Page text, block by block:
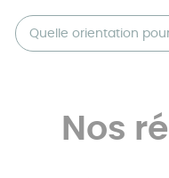
protégeront des
est une invitation à
Quelle orientation
Nos